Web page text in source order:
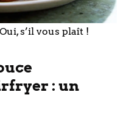
s’il vous plaît !
: un